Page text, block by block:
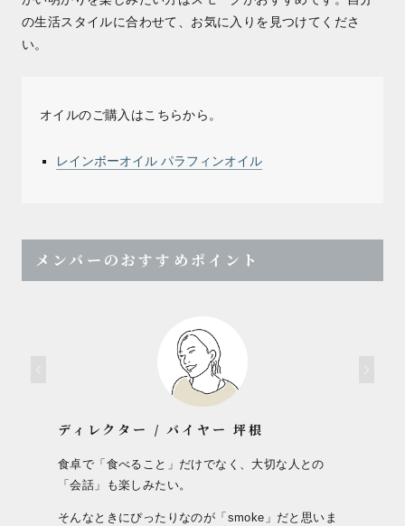
の生活スタイルに合わせて、お気に入りを見つけてくださ
い。
オイルのご購入はこちらから。
レインボーオイル パラフィンオイル
メンバーのおすすめポイント
ディレクター / バイヤー 坪根
食卓で「食べること」だけでなく、大切な人との
「会話」も楽しみたい。
そんなときにぴったりなのが「smoke」だと思いま